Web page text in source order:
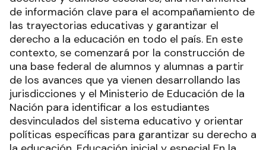
de información clave para el acompañamiento de
las trayectorias educativas y garantizar el
derecho a la educación en todo el país. En este
contexto, se comenzará por la construcción de
una base federal de alumnos y alumnas a partir
de los avances que ya vienen desarrollando las
jurisdicciones y el Ministerio de Educación de la
Nación para identificar a los estudiantes
desvinculados del sistema educativo y orientar
políticas específicas para garantizar su derecho a